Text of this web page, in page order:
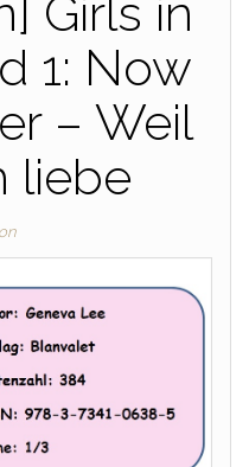
Girls in
1: Now
– Weil
liebe